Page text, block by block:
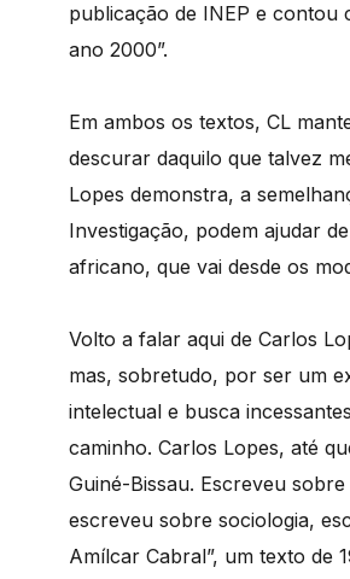
publicação de INEP e contou
ano 2000”.
Em ambos os textos, CL
descurar daquilo que talvez
Lopes demonstra, a
Investigação, podem ajudar
africano, que vai desde os
Volto a falar aqui de Carlos
mas, sobretudo, por ser um
intelectual e busca
caminho. Carlos Lopes, até
Guiné-Bissau. Escreveu
escreveu sobre sociologia,
Amílcar Cabral”, um texto de